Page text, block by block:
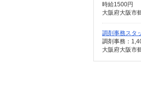
時給1500円
大阪府大阪市
調剤事務スタ
調剤事務：
大阪府大阪市